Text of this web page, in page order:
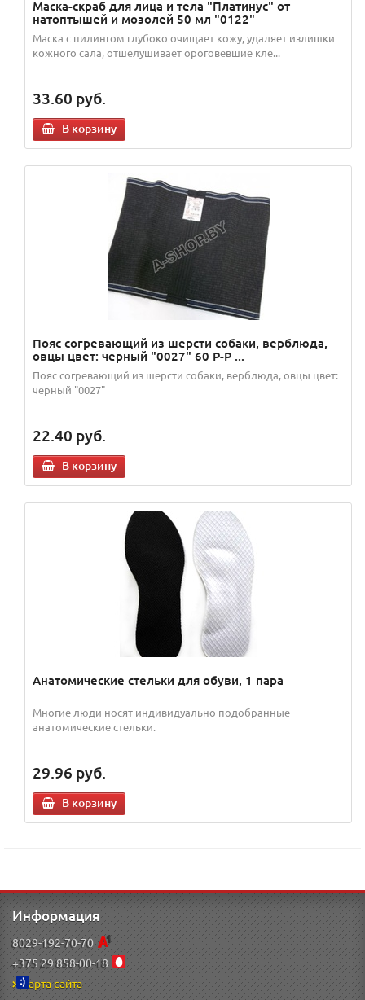
Маска-скраб для лица и тела "Платинус" от
натоптышей и мозолей 50 мл "0122"
Маска с пилингом глубоко очищает кожу, удаляет излишки
кожного сала, отшелушивает ороговевшие кле...
33.60 руб.
В корзину
Пояс согревающий из шерсти собаки, верблюда,
овцы цвет: черный "0027" 60 Р-Р ...
Пояс согревающий из шерсти собаки, верблюда, овцы цвет:
черный "0027"
22.40 руб.
В корзину
Анатомические стельки для обуви, 1 пара
Многие люди носят индивидуально подобранные
анатомические стельки.
29.96 руб.
В корзину
Информация
8029-192-70-70
+375 29 858-00-18
Карта сайта